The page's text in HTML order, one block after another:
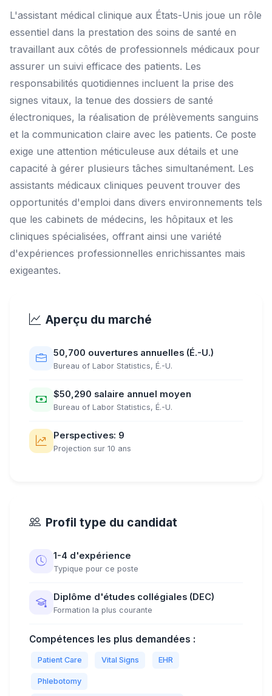
L'assistant médical clinique aux États-Unis joue un rôle
essentiel dans la prestation des soins de santé en
travaillant aux côtés de professionnels médicaux pour
assurer un suivi efficace des patients. Les
responsabilités quotidiennes incluent la prise des
signes vitaux, la tenue des dossiers de santé
électroniques, la réalisation de prélèvements sanguins
et la communication claire avec les patients. Ce poste
exige une attention méticuleuse aux détails et une
capacité à gérer plusieurs tâches simultanément. Les
assistants médicaux cliniques peuvent trouver des
opportunités d'emploi dans divers environnements tels
que les cabinets de médecins, les hôpitaux et les
cliniques spécialisées, offrant ainsi une variété
d'expériences professionnelles enrichissantes mais
exigeantes.
Aperçu du marché
50,700 ouvertures annuelles (É.-U.)
Bureau of Labor Statistics, É.-U.
$50,290 salaire annuel moyen
Bureau of Labor Statistics, É.-U.
Perspectives: 9
Projection sur 10 ans
Profil type du candidat
1-4 d'expérience
Typique pour ce poste
Diplôme d'études collégiales (DEC)
Formation la plus courante
Compétences les plus demandées :
Patient Care Vital Signs EHR
Phlebotomy